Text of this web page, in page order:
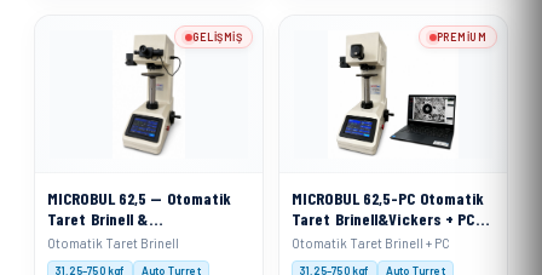
MICROBUL 62,5 — Otomatik
Taret Brinell &
VickersSertlik Ölçme Cihazı
Otomatik Taret Brinell
31.25–750 kgf
Auto Turret
GELIŞMIŞ
MICROBUL 62,5-PC Otomatik
Taret Brinell&Vickers + PC
Sertlik Ölçme Cihazı
Otomatik Taret Brinell + PC
31.25–750 kgf
Auto Turret
PREMIUM